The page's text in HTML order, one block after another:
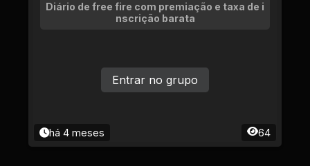
Diário de free fire com premiação e taxa de i
nscrição barata
há 4 meses 64
Entrar no grupo